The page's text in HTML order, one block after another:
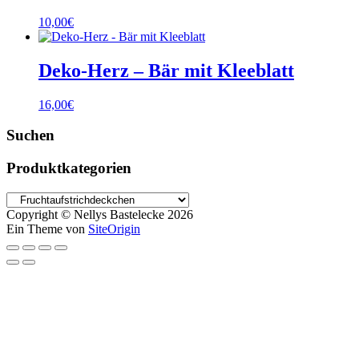
10,00€
Deko-Herz – Bär mit Kleeblatt
16,00€
Suchen
Produktkategorien
Copyright © Nellys Bastelecke 2026
Ein Theme von SiteOrigin